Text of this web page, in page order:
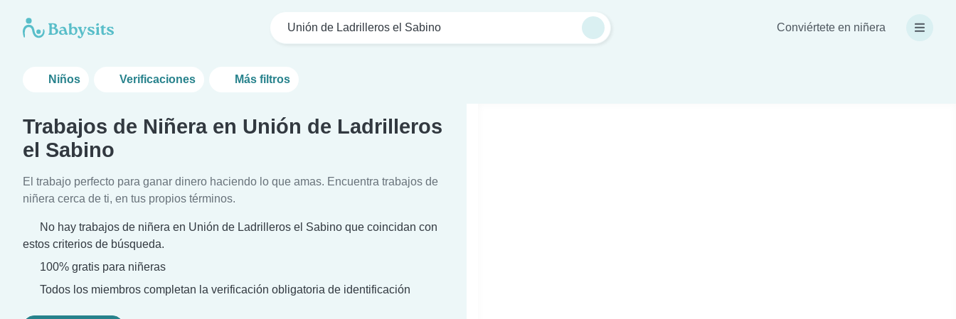
Unión de Ladrilleros el Sabino Conviértete en niñera
Niños Verificaciones Más filtros
Trabajos de Niñera en Unión de Ladrilleros
el Sabino
El trabajo perfecto para ganar dinero haciendo lo que amas. Encuentra trabajos de
niñera cerca de ti, en tus propios términos.
No hay trabajos de niñera en Unión de Ladrilleros el Sabino que coincidan con
estos criterios de búsqueda.
100% gratis para niñeras
Todos los miembros completan la verificación obligatoria de identificación